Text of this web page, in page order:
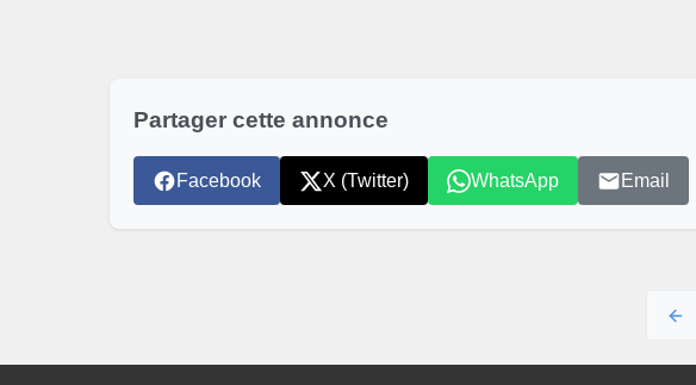
Partager cette annonce
Facebook X (Twitter) WhatsApp Email